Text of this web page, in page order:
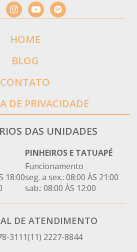
HOME
BLOG
CONTATO
DE PRIVACIDADE
DAS UNIDADES
18:00
PINHEIROS E TATUAPÉ
Funcionamento
seg. a sex.: 08:00 ÀS 21:00
sab.: 08:00 ÀS 12:00
DE ATENDIMENTO
3111(11) 2227-8844